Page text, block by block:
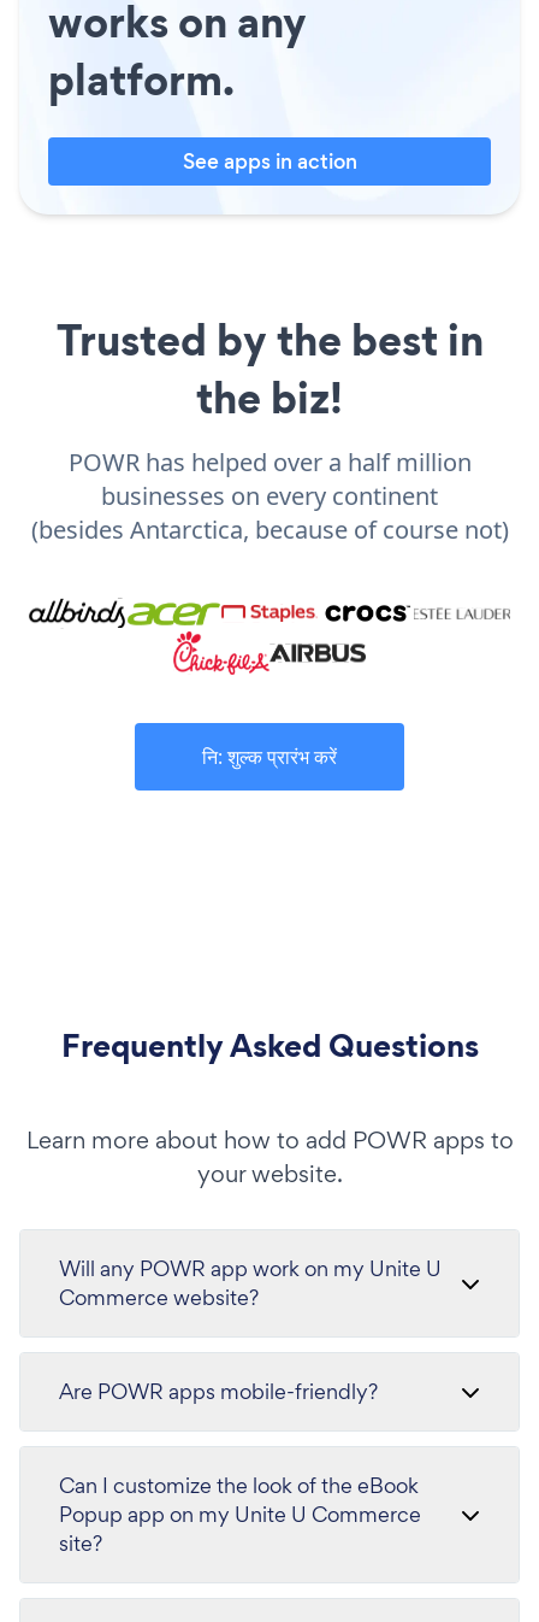
works on any
platform.
See apps in action
Trusted by the best in
the biz!
POWR has helped over a half million
businesses on every continent
(besides Antarctica, because of course not)
नि: शुल्क प्रारंभ करें
Frequently Asked Questions
Learn more about how to add POWR apps to
your website.
Will any POWR app work on my Unite U
Commerce website?
Are POWR apps mobile-friendly?
Can I customize the look of the eBook
Popup app on my Unite U Commerce
site?